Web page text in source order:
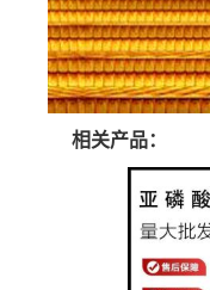
相关产品：